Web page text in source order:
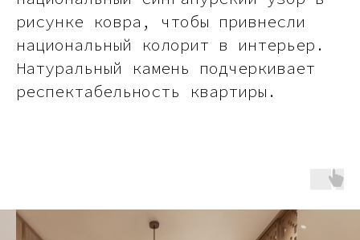
рисунке ковра, чтобы привнесли
национальный колорит в интерьер.
Натуральный камень подчеркивает
респектабельность квартиры.